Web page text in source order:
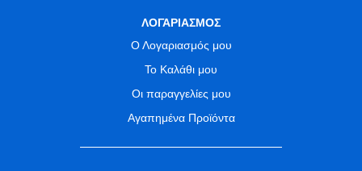
ΛΟΓΑΡΙΑΣΜΟΣ
Ο Λογαριασμός μου
Το Καλάθι μου
Οι παραγγελίες μου
Αγαπημένα Προϊόντα